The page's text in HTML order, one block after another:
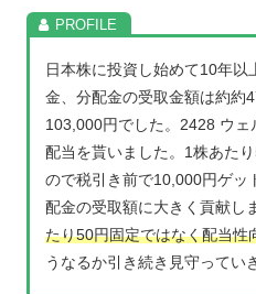
日本株に投資し始めて10年以
金、分配金の受取金額は約約
103,000円でした。2428 ウ
配当を貰いました。1株あた
ので税引き前で10,000円ゲッ
配金の受取額に大きく貢献し
たり50円固定ではなく配当性
うなるか引き続き見守ってい